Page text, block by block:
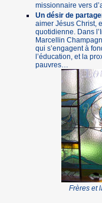
missionnaire vers
Un désir de
aimer Jésus Christ,
quotidienne. Dans
Marcellin
qui s’engagent à
l’éducation, et la
pauvres…
Frères et